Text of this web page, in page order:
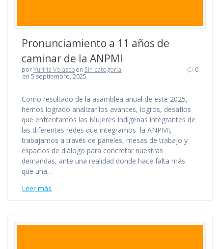
Pronunciamiento a 11 años de
caminar de la ANPMI
porYuriria Velascoen Sin categoría
en 5 septiembre, 2025
0
Como resultado de la asamblea anual de este 2025,
hemos logrado analizar los avances, logros, desafíos
que enfrentamos las Mujeres Indígenas integrantes de
las diferentes redes que integramos la ANPMI,
trabajamos a través de paneles, mesas de trabajo y
espacios de diálogo para concretar nuestras
demandas, ante una realidad donde hace falta más
que una…
Leer más